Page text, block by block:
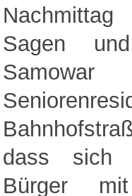
Sagen
dass sich
Bürger